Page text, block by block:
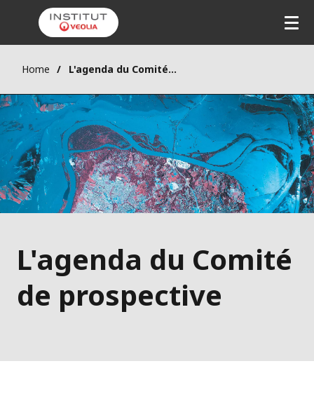
Home L'agenda du Comité de prospective
L'agenda du Comité
de prospective